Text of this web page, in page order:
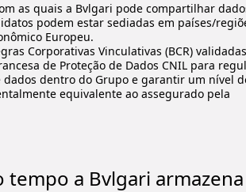
as quais a Bvlgari pode compartilhar
podem estar sediadas em países/
Europeu.
Corporativas Vinculativas (BCR) validadas
de Proteção de Dados CNIL para
dentro do Grupo e garantir um nível
equivalente ao assegurado pela
tempo a Bvlgari armazena